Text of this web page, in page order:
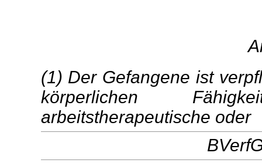
(1) Der Gefangene ist
körperlichen
arbeitstherapeutische oder